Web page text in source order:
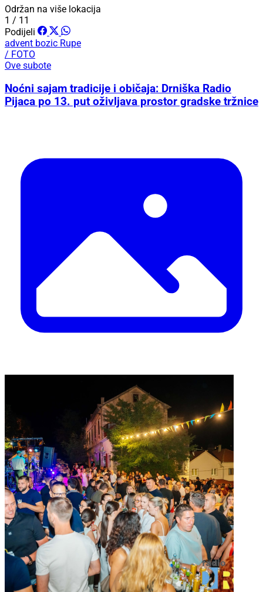
Održan na više lokacija
1 / 11
Podijeli
advent bozic Rupe
/ FOTO
Ove subote
Noćni sajam tradicije i običaja: Drniška Radio
Pijaca po 13. put oživljava prostor gradske tržnice